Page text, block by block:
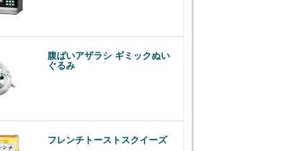
腹ばいアザラシ ギミックぬい
ぐるみ
フレンチトーストスクイーズ